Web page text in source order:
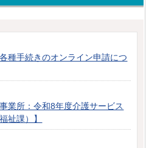
種手続きのオンライン申請につ
業所：令和8年度介護サービス
祉課）】